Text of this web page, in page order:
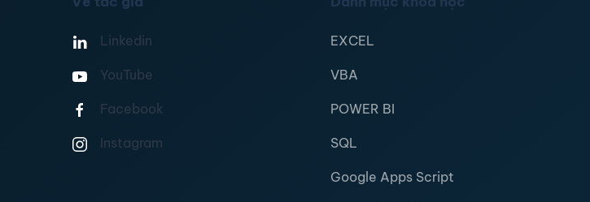
Linkedin
YouTube
Facebook
Instagram
EXCEL
VBA
POWER BI
SQL
Google Apps Script